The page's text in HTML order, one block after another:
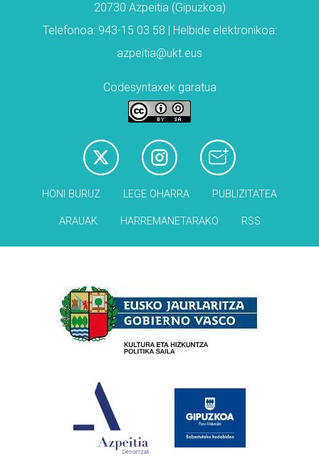
20730 Azpeitia (Gipuzkoa)
Telefonoa: 943-15 03 58 | Helbide elektronikoa:
azpeitia@ukt.eus
Codesyntaxek garatua
HONI BURUZ LEGE OHARRA PUBLIZITATEA
ARAUAK HARREMANETARAKO RSS